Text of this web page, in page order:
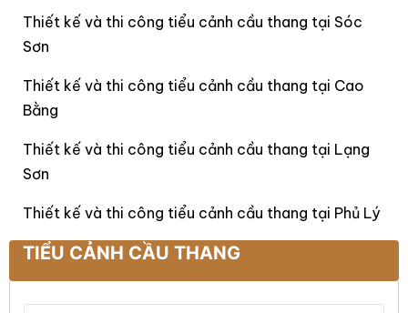
Thiết kế và thi công tiểu cảnh cầu thang tại Sóc
Sơn
Thiết kế và thi công tiểu cảnh cầu thang tại Cao
Bằng
Thiết kế và thi công tiểu cảnh cầu thang tại Lạng
Sơn
Thiết kế và thi công tiểu cảnh cầu thang tại Phủ Lý
TIỂU CẢNH CẦU THANG